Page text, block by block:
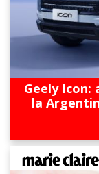
Geely Icon:
la